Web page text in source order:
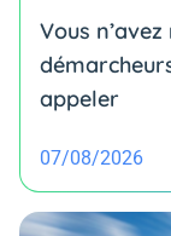
Vous
appeler
07/08/2026